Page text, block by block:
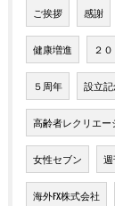
ご挨拶 感謝
健康増進 ２
５周年 設立
高齢者レクリエー
女性セブン
海外FX株式会社